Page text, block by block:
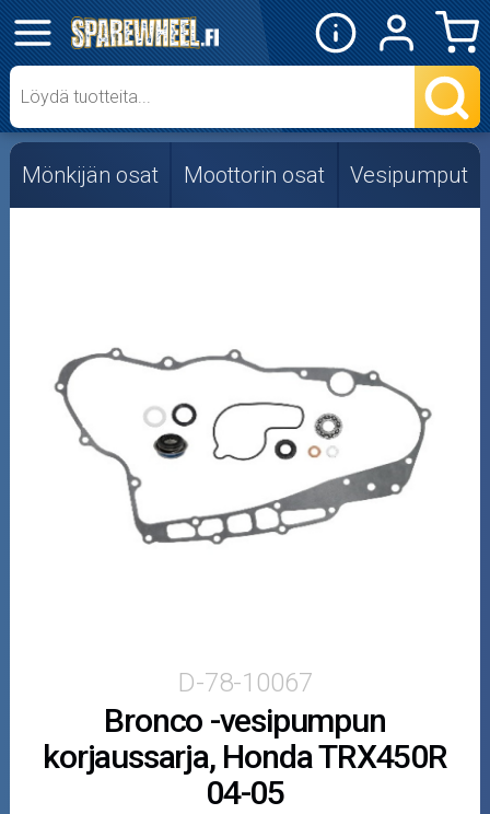
✕
Mopon osat
Skootterin osat
Crossipyörän osat
Mopoauton osat
Mönkijän osat
Puutarha ja metsä
Ajovarusteet
Öljyt ja kemikaalit
Työkalut
Mönkijän osat Moottorin osat Vesipumput
D-78-10067
Bronco -vesipumpun
korjaussarja, Honda TRX450R
04-05